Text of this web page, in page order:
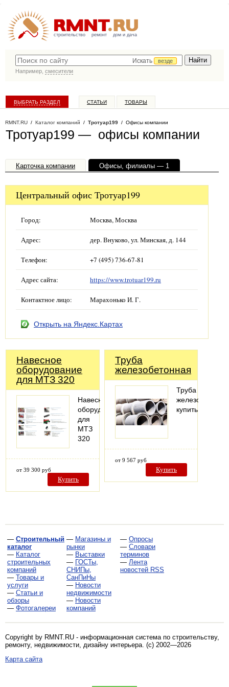
строительство ремонт дом и дача
Искать
везде
Например, смесители
ВЫБРАТЬ РАЗДЕЛ СТАТЬИ ТОВАРЫ
RMNT.RU / Каталог компаний / Тротуар199 / Офисы компании
Тротуар199 — офисы компании
Карточка компании Офисы, филиалы — 1
Центральный офис Тротуар199
Город: Москва, Москва
Адрес: дер. Внуково, ул. Минская, д. 144
Телефон: +7 (495) 736-67-81
Адрес сайта: https://www.trotuar199.ru
Контактное лицо: Марахонько И. Г.
Открыть на Яндекс.Картах
Навесное
оборудование
для МТЗ 320
Навесное
оборудование
для
МТЗ
320
от 39 300 руб
Купить
Труба
железобетонная
Труба
купить
от 9 567 руб
Купить
— Строительный
каталог
— Каталог
строительных
компаний
— Товары и
услуги
— Статьи и
обзоры
— Фотогалереи
— Магазины и
рынки
— Выставки
— ГОСТы,
СНИПы,
СанПиНы
— Новости
недвижимости
— Новости
компаний
— Опросы
— Словари
терминов
— Лента
новостей RSS
Copyright by RMNT.RU - информационная система по строительству,
ремонту, недвижимости, дизайну интерьера. (c) 2002—2026
Карта сайта